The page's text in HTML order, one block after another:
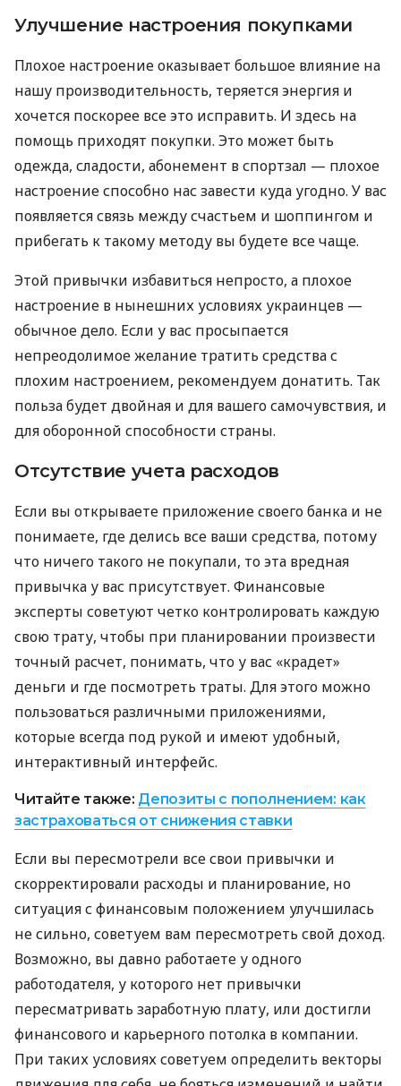
Улучшение настроения покупками
Плохое настроение оказывает большое влияние на
нашу производительность, теряется энергия и
хочется поскорее все это исправить. И здесь на
помощь приходят покупки. Это может быть
одежда, сладости, абонемент в спортзал — плохое
настроение способно нас завести куда угодно. У вас
появляется связь между счастьем и шоппингом и
прибегать к такому методу вы будете все чаще.
Этой привычки избавиться непросто, а плохое
настроение в нынешних условиях украинцев —
обычное дело. Если у вас просыпается
непреодолимое желание тратить средства с
плохим настроением, рекомендуем донатить. Так
польза будет двойная и для вашего самочувствия, и
для оборонной способности страны.
Отсутствие учета расходов
Если вы открываете приложение своего банка и не
понимаете, где делись все ваши средства, потому
что ничего такого не покупали, то эта вредная
привычка у вас присутствует. Финансовые
эксперты советуют четко контролировать каждую
свою трату, чтобы при планировании произвести
точный расчет, понимать, что у вас «крадет»
деньги и где посмотреть траты. Для этого можно
пользоваться различными приложениями,
которые всегда под рукой и имеют удобный,
интерактивный интерфейс.
Читайте также: Депозиты с пополнением: как
застраховаться от снижения ставки
Если вы пересмотрели все свои привычки и
скорректировали расходы и планирование, но
ситуация с финансовым положением улучшилась
не сильно, советуем вам пересмотреть свой доход.
Возможно, вы давно работаете у одного
работодателя, у которого нет привычки
пересматривать заработную плату, или достигли
финансового и карьерного потолка в компании.
При таких условиях советуем определить векторы